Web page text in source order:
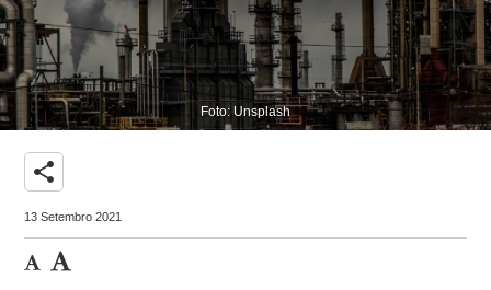
Foto: Unsplash
share
13 Setembro 2021